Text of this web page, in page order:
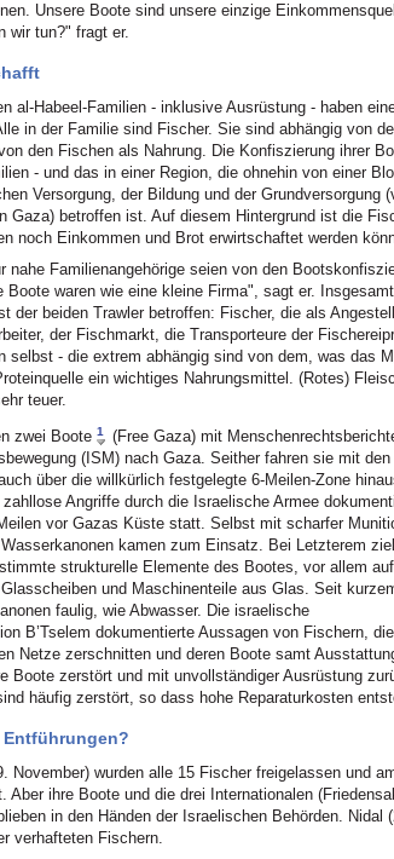
Unsere Boote sind unsere einzige
wir tun?" fragt er.
al-Habeel-Familien - inklusive Ausrüstung - haben
in der Familie sind Fischer. Sie sind abhängig von
den Fischen als Nahrung. Die Konfiszierung ihrer
- und das in einer Region, die ohnehin von einer
Versorgung, der Bildung und der Grundversorgung
Gaza) betroffen ist. Auf diesem Hintergrund ist die
noch Einkommen und Brot erwirtschaftet werden
nahe Familienangehörige seien von den
Boote waren wie eine kleine Firma", sagt er.
der beiden Trawler betroffen: Fischer, die als
der Fischmarkt, die Transporteure der
selbst - die extrem abhängig sind von dem, was das
ein wichtiges Nahrungsmittel. (Rotes)
teuer.
zwei Boote 1
(Free Gaza) mit
(ISM) nach Gaza. Seither fahren sie mit
über die willkürlich festgelegte 6-Meilen-Zone
Angriffe durch die Israelische Armee
vor Gazas Küste statt. Selbst mit scharfer
kamen zum Einsatz. Bei Letzterem
strukturelle Elemente des Bootes, vor allem
und Maschinenteile aus Glas. Seit
faulig, wie Abwasser. Die israelische
B’Tselem dokumentierte Aussagen von Fischern,
Netze zerschnitten und deren Boote samt
Boote zerstört und mit unvollständiger Ausrüstung
häufig zerstört, so dass hohe Reparaturkosten
November) wurden alle 15 Fischer freigelassen und
Aber ihre Boote und die drei Internationalen
in den Händen der Israelischen Behörden. Nidal
verhafteten Fischern.